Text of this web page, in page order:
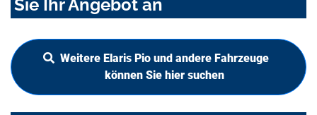
Sie Ihr Angebot an
Weitere Elaris Pio und andere Fahrzeuge
können Sie hier suchen